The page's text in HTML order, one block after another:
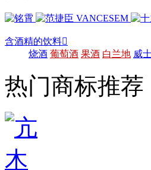
含酒精的饮料
烧酒 葡萄酒 果酒 白兰地 威
热门商标推荐